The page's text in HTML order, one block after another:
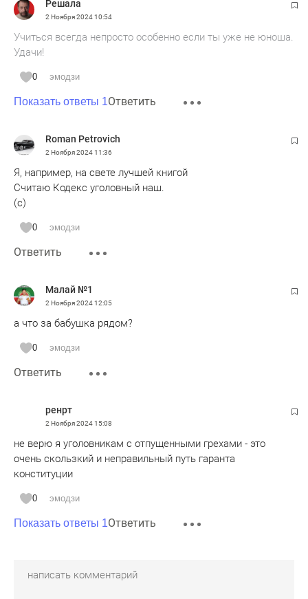
02 ноября 2024 г.
ветеранов в Республике Татарстан", Надеждин Михаил
Юрьевич.
Решала
2 Ноября 202410:54
Учиться всегда непросто особенно если ты уже не юноша.
Удачи!
0 эмодзи
Показать ответы 1Ответить
Roman Petrovich
2 Ноября 202411:36
Я, например, на свете лучшей книгой
Считаю Кодекс уголовный наш.
(с)
0 эмодзи
Ответить
Малай №1
2 Ноября 202412:05
а что за бабушка рядом?
0 эмодзи
Ответить
ренрт
2 Ноября 202415:08
не верю я уголовникам с отпущенными грехами - это
очень скользкий и неправильный путь гаранта
конституции
0 эмодзи
Показать ответы 1Ответить